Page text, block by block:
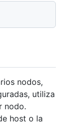
nodos,
utiliza
nodo.
host o la